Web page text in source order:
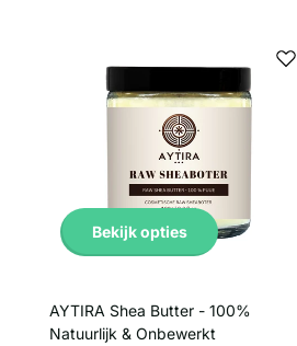
Bekijk opties
AYTIRA Shea Butter - 100%
Natuurlijk & Onbewerkt